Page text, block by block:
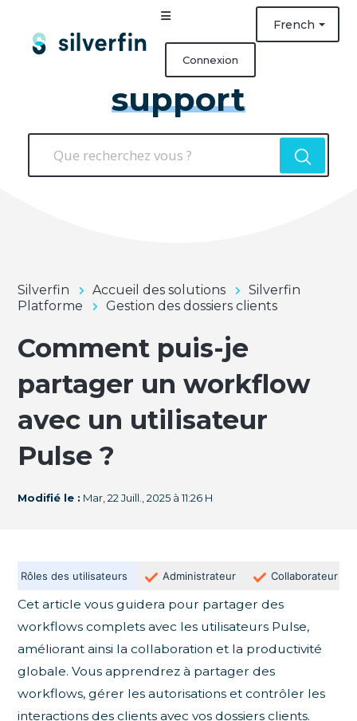
French
Connexion
support
Silverfin Accueil des solutions
Silverfin
Platforme
Gestion des dossiers clients
Comment puis-je
partager un workflow
avec un utilisateur
Pulse ?
Modifié le : Mar, 22 Juill., 2025 à 11:26 H
Rôles des utilisateurs Administrateur Collaborateur
Cet article vous guidera pour partager des
workflows complets avec les utilisateurs Pulse,
améliorant ainsi la collaboration et la productivité
globale. Vous apprendrez à partager des
workflows, gérer les autorisations et contrôler les
interactions des clients avec vos dossiers clients.